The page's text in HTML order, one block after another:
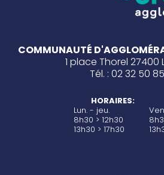
COMMUNAUTÉ
1 place Thorel 27400
Tél. : 02 32 50
HORAIRES:
Lun. - jeu.
8h30 > 12h30
13h30 > 17h30